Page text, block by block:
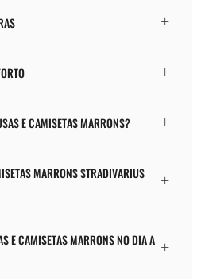
E CAMISETAS MARRONS?
MARRONS STRADIVARIUS
E CAMISETAS MARRONS NO DIA A